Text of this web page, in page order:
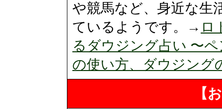
や競馬など、身近な生
ているようです。→ ロ
るダウジング占い 〜
の使い方、ダウジング
【